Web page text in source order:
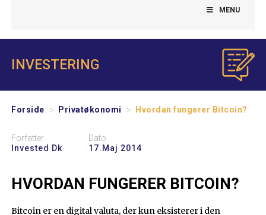
MENU
INVESTERING
Forside > Privatøkonomi > Hvordan fungerer Bitcoin?
Forfatter
Invested Dk
Dato
17.maj 2014
HVORDAN FUNGERER BITCOIN?
Bitcoin er en digital valuta, der kun eksisterer i den